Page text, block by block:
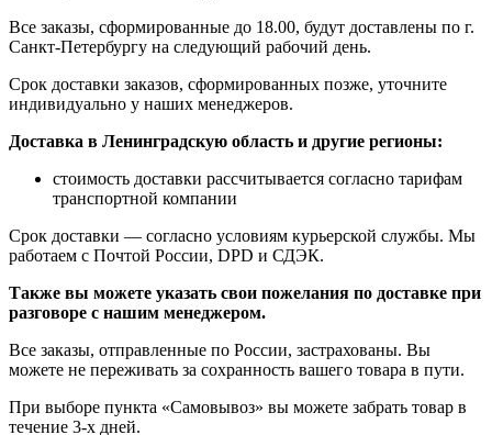
Все заказы, сформированные до 18.00, будут доставлены по г.
Санкт-Петербургу на следующий рабочий день.
Срок доставки заказов, сформированных позже, уточните
индивидуально у наших менеджеров.
Доставка в Ленинградскую область и другие регионы:
стоимость доставки рассчитывается согласно тарифам
транспортной компании
Срок доставки — согласно условиям курьерской службы. Мы
работаем с Почтой России, DPD и СДЭК.
Также вы можете указать свои пожелания по доставке при
разговоре с нашим менеджером.
Все заказы, отправленные по России, застрахованы. Вы
можете не переживать за сохранность вашего товара в пути.
При выборе пункта «Самовывоз» вы можете забрать товар в
течение 3-х дней.